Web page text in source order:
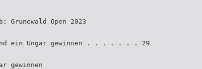
Grunewald Open 2023
ein Ungar gewinnen . . . . . . . 29
gewinnen